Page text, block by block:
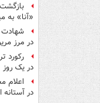
«آنا» به
شهادت
در مرز
در یک روز
اعلام
در آستانه